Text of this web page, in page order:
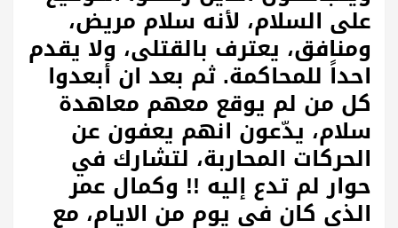
على السلام، لأنه سلام مريض،
ومنافق، يعترف بالقتلى، ولا يقدم
احداً للمحاكمة. ثم بعد ان أبعدوا
كل من لم يوقع معهم معاهدة
سلام، يدّعون انهم يعفون عن
الحركات المحاربة، لتشارك في
حوار لم تدع إليه !! وكمال عمر
الذي كان في يوم من الايام، مع